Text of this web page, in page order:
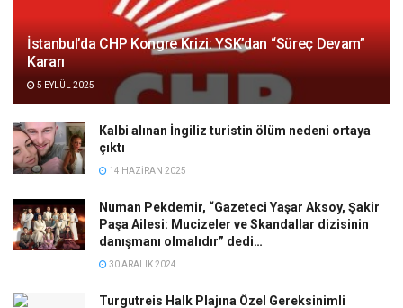
İstanbul’da CHP Kongre Krizi: YSK’dan “Süreç Devam”
Kararı
5 EYLÜL 2025
Kalbi alınan İngiliz turistin ölüm nedeni ortaya
çıktı
14 HAZIRAN 2025
Numan Pekdemir, “Gazeteci Yaşar Aksoy, Şakir
Paşa Ailesi: Mucizeler ve Skandallar dizisinin
danışmanı olmalıdır” dedi…
30 ARALIK 2024
Turgutreis Halk Plajına Özel Gereksinimli